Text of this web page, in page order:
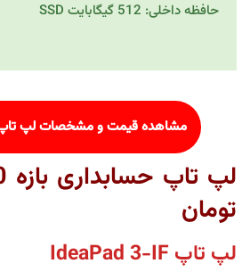
حافظه داخلی: 512 گیگابایت SSD
مشاهده قیمت و مشخصات لپ
تومان
لپ تاپ IdeaPad 3-IF